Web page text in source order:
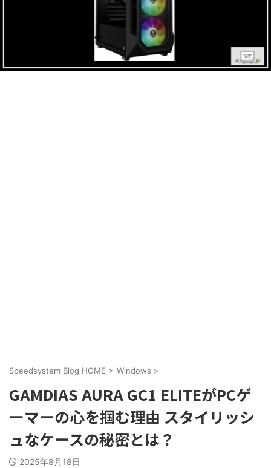
Speedsystem Blog HOME > Windows >
GAMDIAS AURA GC1 ELITEがPCゲ
ーマーの心を掴む理由 スタイリッシ
ュなケースの秘密とは？
2025年8月18日